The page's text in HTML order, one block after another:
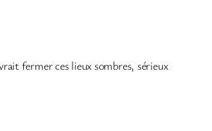
fermer ces lieux sombres, sérieux